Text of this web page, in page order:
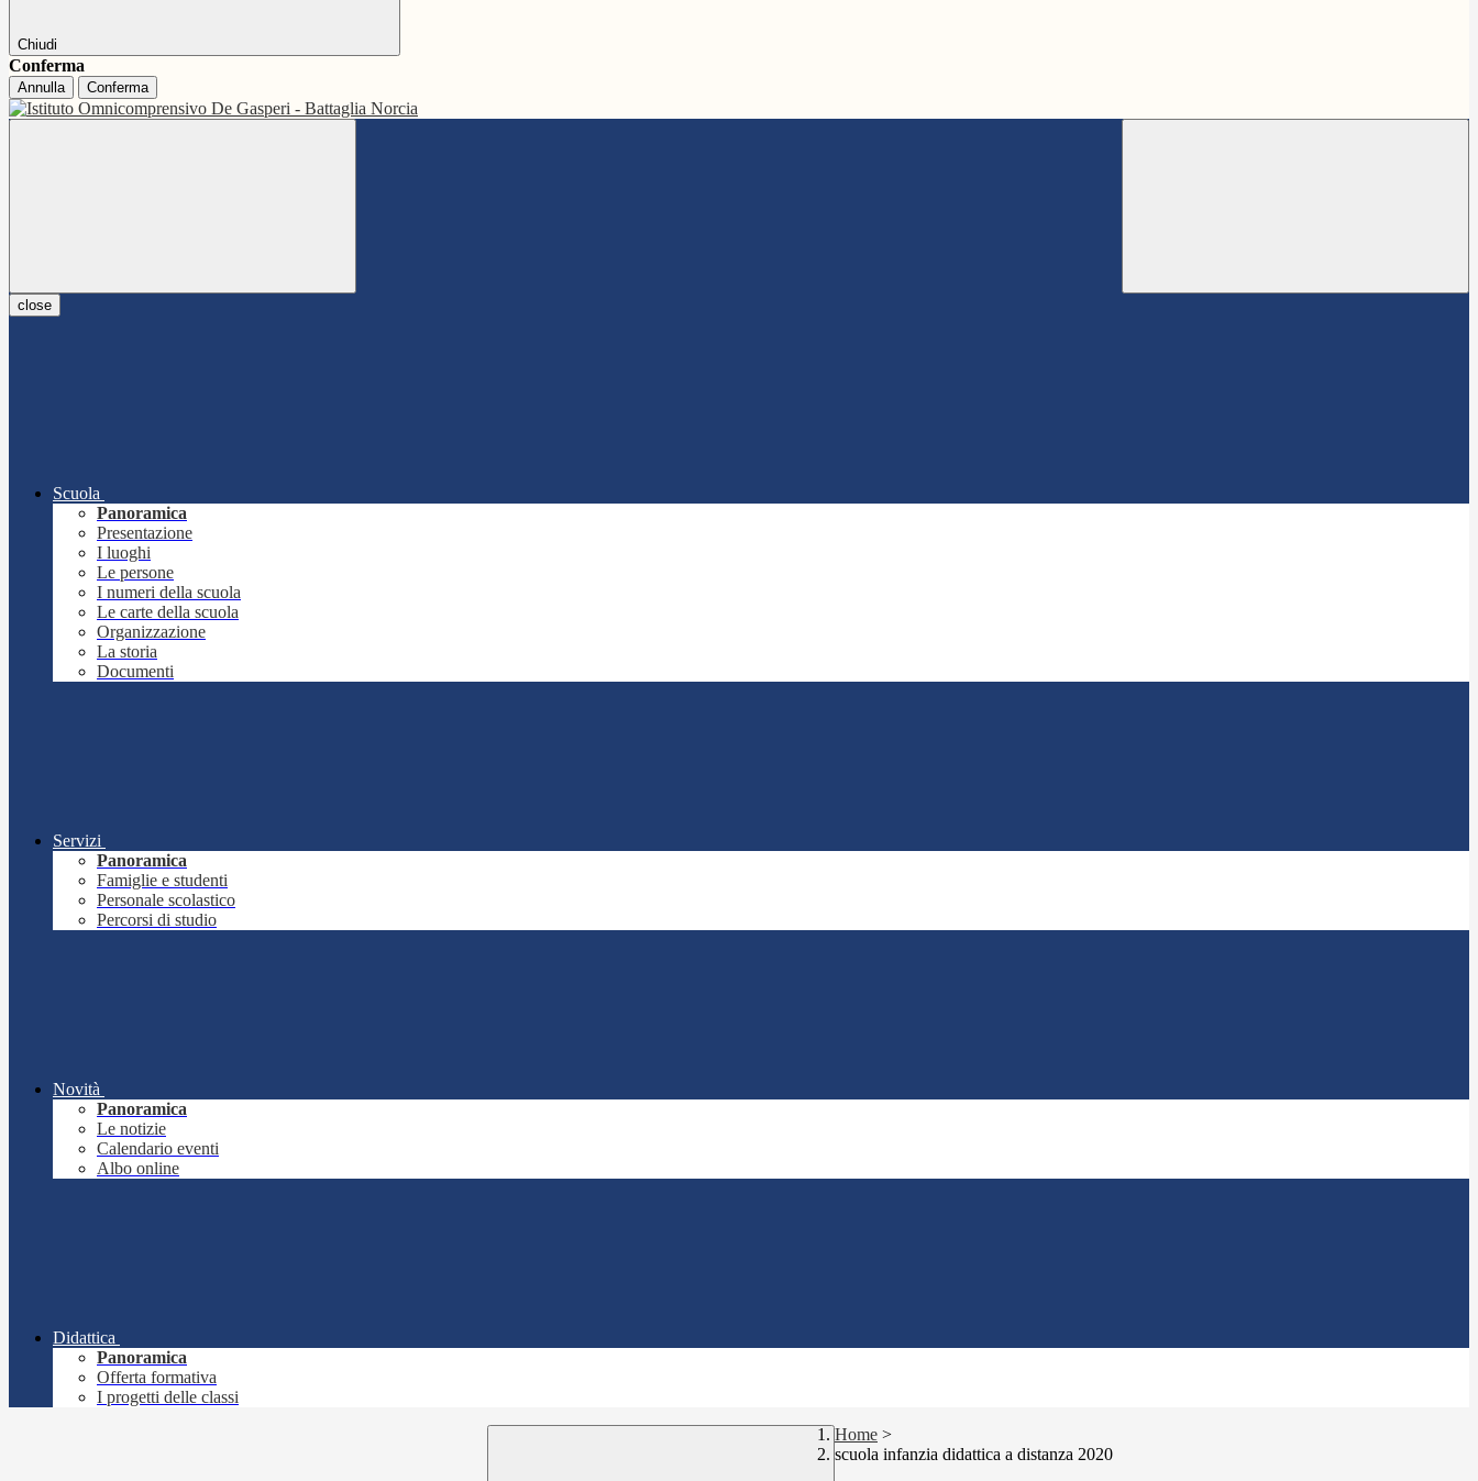
Chiudi
Conferma
Annulla Conferma
close
Scuola
Panoramica
Presentazione
I luoghi
Le persone
I numeri della scuola
Le carte della scuola
Organizzazione
La storia
Documenti
Servizi
Panoramica
Famiglie e studenti
Personale scolastico
Percorsi di studio
Novità
Panoramica
Le notizie
Calendario eventi
Albo online
Didattica
Panoramica
Offerta formativa
I progetti delle classi
Home >
scuola infanzia didattica a distanza 2020